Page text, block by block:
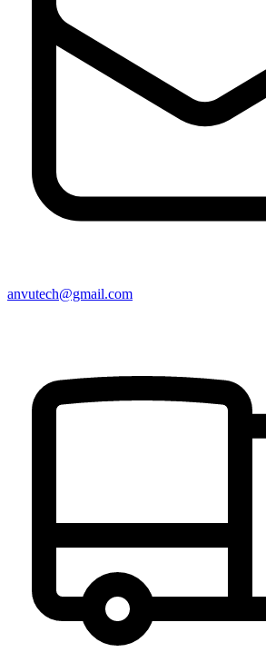
anvutech@gmail.com